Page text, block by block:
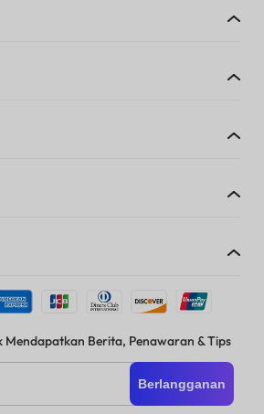
Mendapatkan Berita, Penawaran & Tips
Berlangganan